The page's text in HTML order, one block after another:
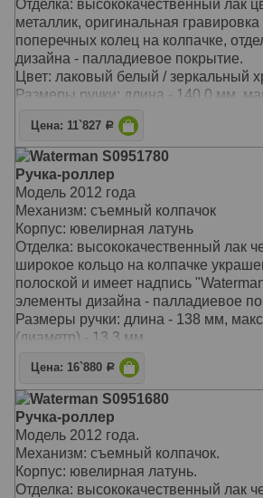
Отделка: высококачественный лак
металлик, оригинальная
поперечных колец на колпачке,
дизайна - палладиевое покрытие.
Цвет: лаковый белый / зеркальный
Размеры ручки: длина - 140,0 мм,
ширина (диаметр) - 14,1 мм.
Вес ручки: 30 гр.
Особенности: используютя
ручек-роллер Waterman, возможно
стандартных стержней Waterman
ручек.
WT142722/21
Цена: 11`827 Р
Waterman S0951780
Ручка-роллер
Модель 2012 года
Механизм: съемный колпачок
Корпус: ювелирная латунь
Отделка: высококачественный лак
широкое кольцо на колпачке
полоской и имеет надпись
элементы дизайна - палладиевое
Размеры ручки: длина - 138 мм,
(диаметр) - 13,3 мм.
Вес ручки: 34 гр.
Цвет: лаковый черный / зеркальный
Особенности: используютя
ручек-роллер Waterman, возможно
стандартных стержней Waterman
ручек.
Цена: 16`880 Р
Waterman S0951680
Ручка-роллер
Модель 2012 года.
Механизм: съемный колпачок.
Корпус: ювелирная латунь.
Отделка: высококачественный лак